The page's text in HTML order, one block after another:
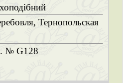
Тернопольская
№ G128